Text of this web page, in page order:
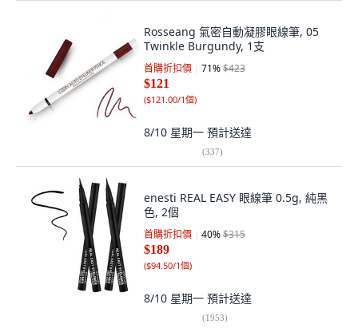
Rosseang 氣密自動凝膠眼線筆, 05
Twinkle Burgundy, 1支
首購折扣價 71%$423
$121
($121.00/1個)
8/10 星期一 預計送達
(337)
enesti REAL EASY 眼線筆 0.5g, 純黑
色, 2個
首購折扣價 40%$315
$189
($94.50/1個)
8/10 星期一 預計送達
(1953)